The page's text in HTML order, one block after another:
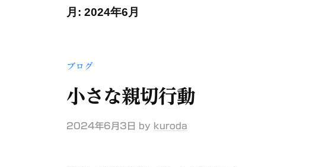
ミ
ー
月: 2024年6月
ブログ
小さな親切行動
2024年6月3日 by kuroda
（